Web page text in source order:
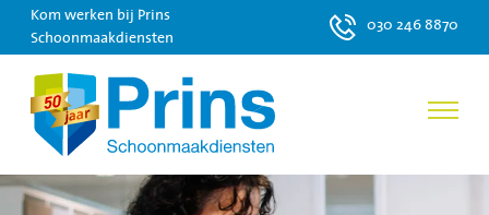
Kom werken bij Prins
Schoonmaakdiensten
030 246 8870